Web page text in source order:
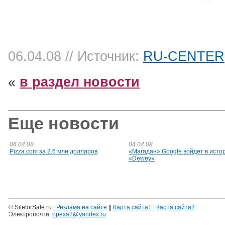
06.04.08 // Источник: RU-CENTER
« в раздел новости
Еще новости
06.04.08
Pizza.com за 2,6 млн долларов
04.04.08
«Магадан» Google войдет в
«Dewey»
© SiteforSale.ru | Реклама на сайте Карта сайта1
Карта сайта2
Электропочта: opexa2@yandex.ru